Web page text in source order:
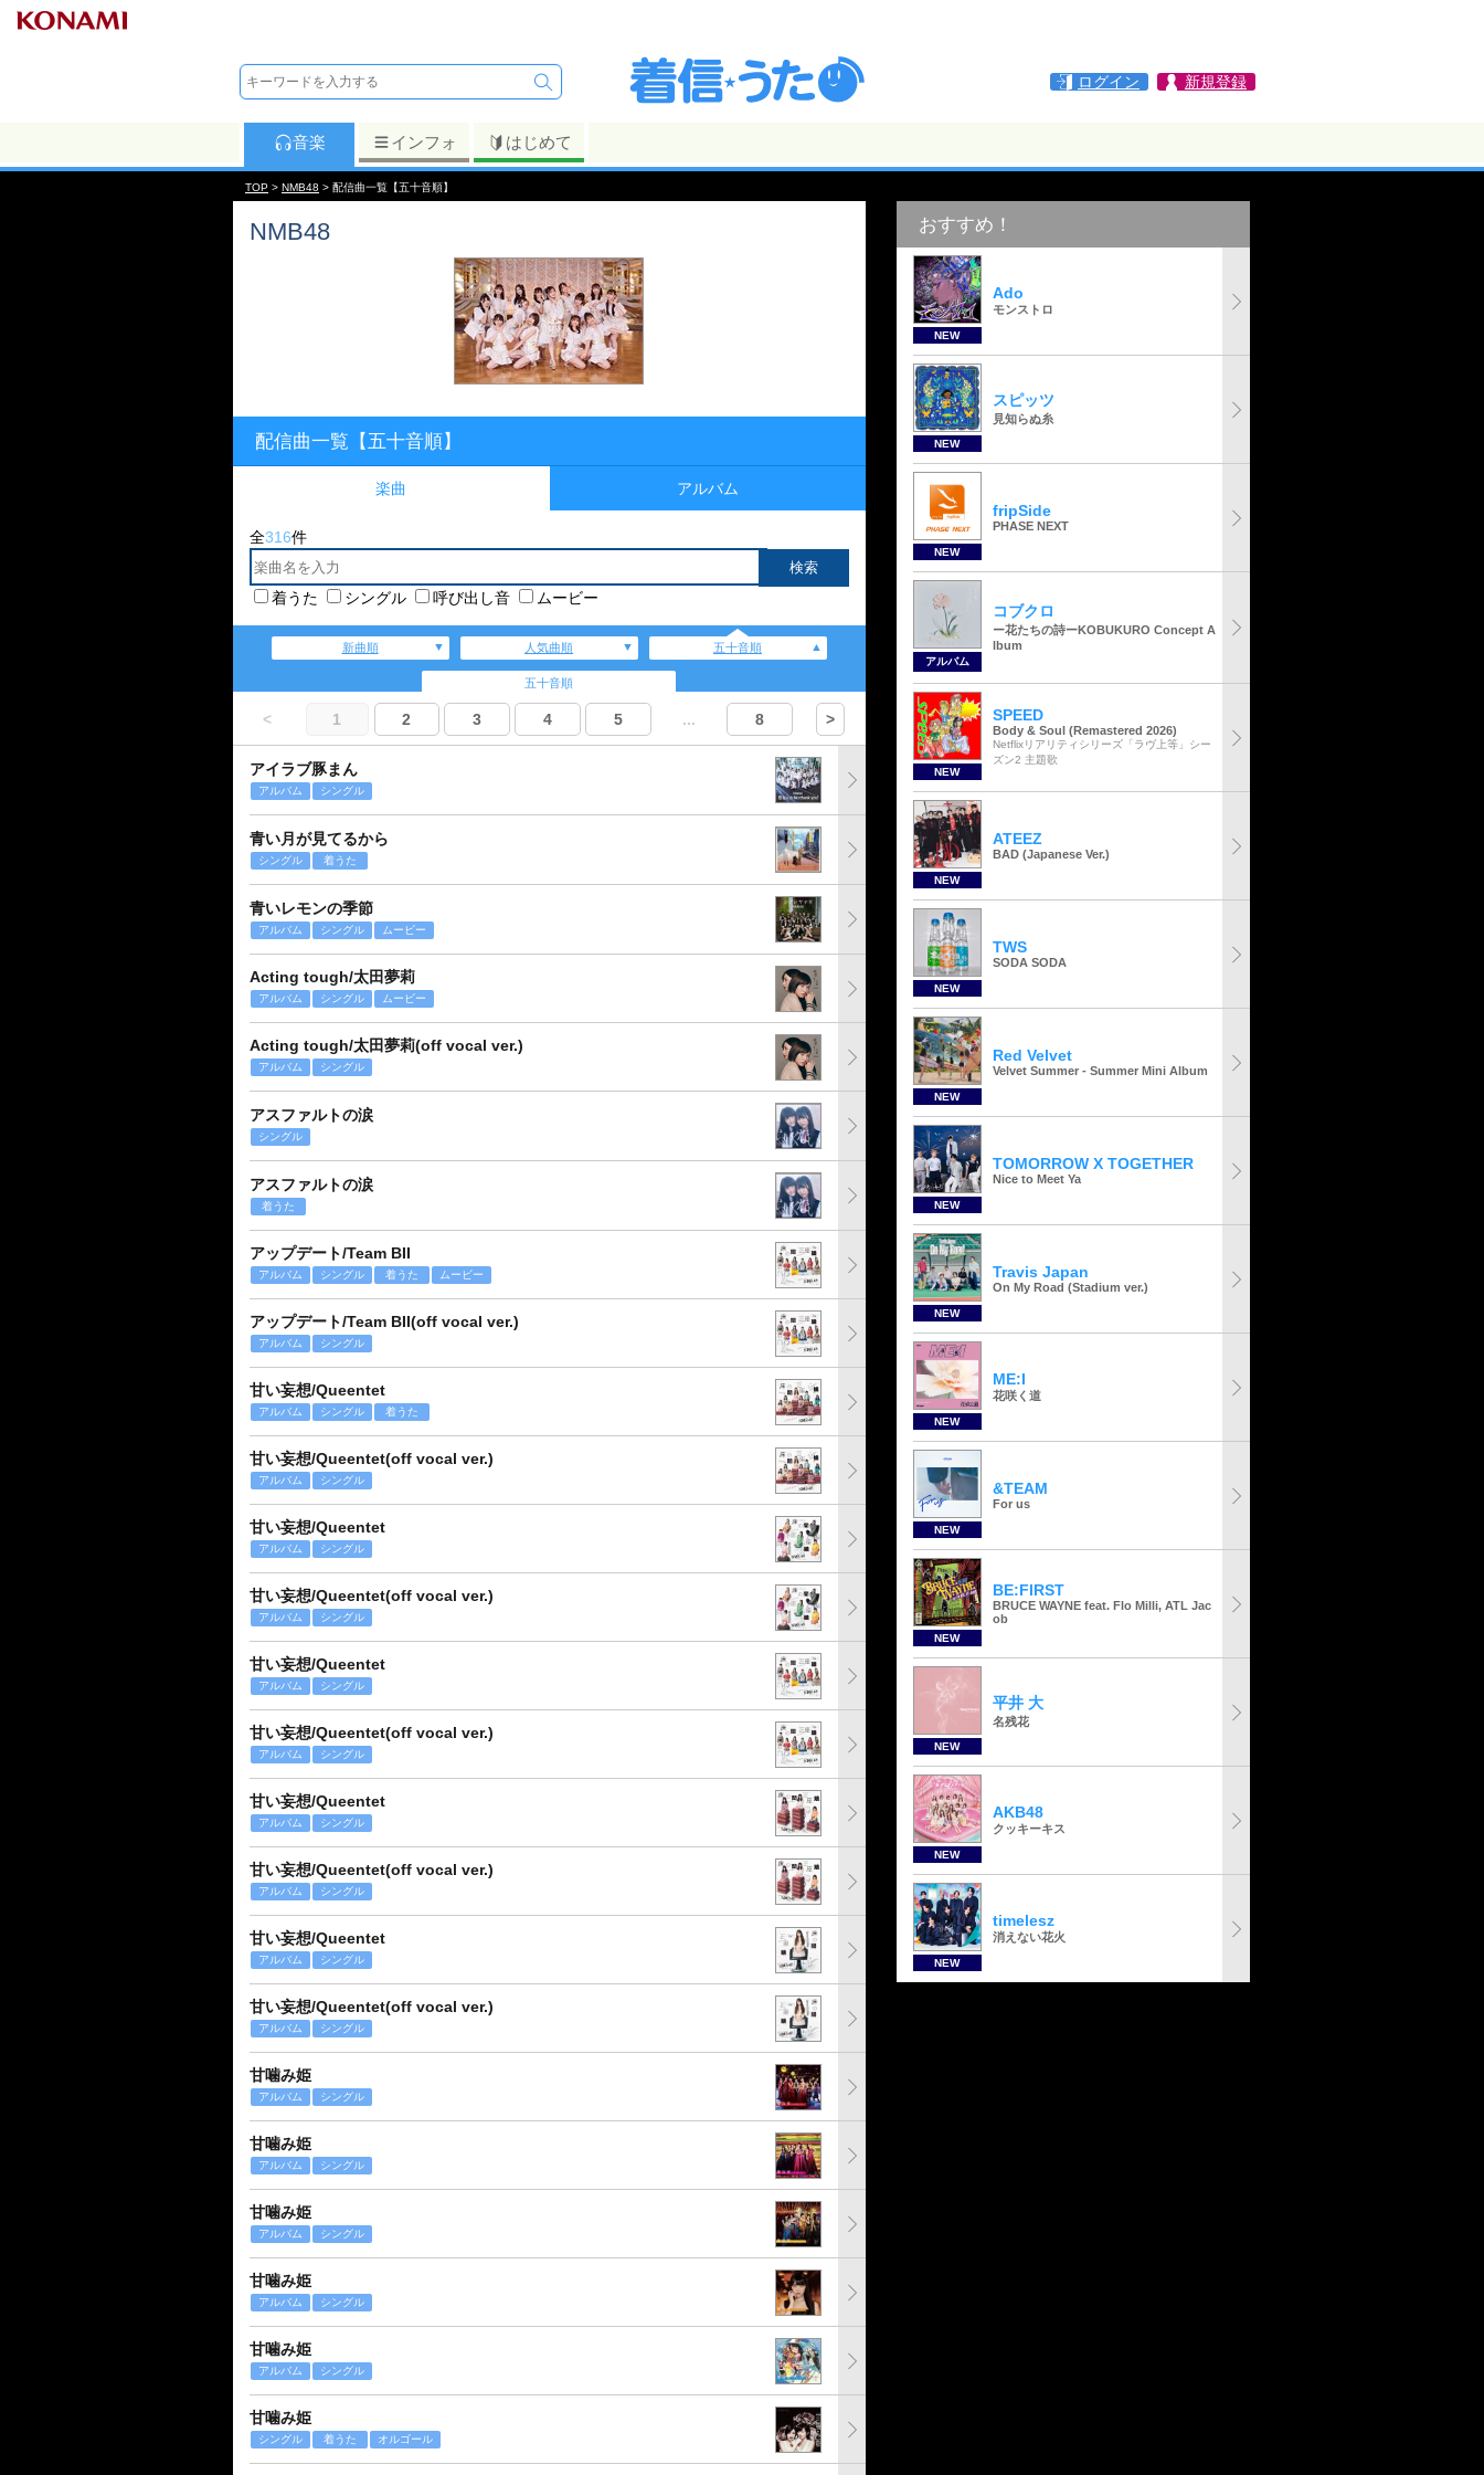
ログイン 新規登録
音楽 インフォ はじめて
TOP > NMB48 > 配信曲一覧【五十音順】
NMB48
配信曲一覧【五十音順】
楽曲 アルバム
全316件
着うた シングル 呼び出し音 ムービー
新曲順 人気曲順 五十音順
五十音順
< 1 2 3 4 5 ... 8 >
アイラブ豚まん
アルバム シングル
青い月が見てるから
シングル 着うた
青いレモンの季節
アルバム シングル ムービー
Acting tough/太田夢莉
アルバム シングル ムービー
Acting tough/太田夢莉(off vocal ver.)
アルバム シングル
アスファルトの涙
シングル
アスファルトの涙
着うた
アップデート/Team BII
アルバム シングル 着うた ムービー
アップデート/Team BII(off vocal ver.)
アルバム シングル
甘い妄想/Queentet
アルバム シングル 着うた
甘い妄想/Queentet(off vocal ver.)
アルバム シングル
甘い妄想/Queentet
アルバム シングル
甘い妄想/Queentet(off vocal ver.)
アルバム シングル
甘い妄想/Queentet
アルバム シングル
甘い妄想/Queentet(off vocal ver.)
アルバム シングル
甘い妄想/Queentet
アルバム シングル
甘い妄想/Queentet(off vocal ver.)
アルバム シングル
甘い妄想/Queentet
アルバム シングル
甘い妄想/Queentet(off vocal ver.)
アルバム シングル
甘噛み姫
アルバム シングル
甘噛み姫
アルバム シングル
甘噛み姫
アルバム シングル
甘噛み姫
アルバム シングル
甘噛み姫
アルバム シングル
甘噛み姫
シングル 着うた オルゴール
おすすめ！
NEW
Ado
モンストロ
NEW
スピッツ
見知らぬ糸
NEW
fripSide
PHASE NEXT
アルバム
コブクロ
ー花たちの詩ーKOBUKURO Concept A
lbum
NEW
SPEED
Body & Soul (Remastered 2026)
Netflixリアリティシリーズ「ラヴ上等」シー
ズン2 主題歌
NEW
ATEEZ
BAD (Japanese Ver.)
NEW
TWS
SODA SODA
NEW
Red Velvet
Velvet Summer - Summer Mini Album
NEW
TOMORROW X TOGETHER
Nice to Meet Ya
NEW
Travis Japan
On My Road (Stadium ver.)
NEW
ME:I
花咲く道
NEW
&TEAM
For us
NEW
BE:FIRST
BRUCE WAYNE feat. Flo Milli, ATL Jac
ob
NEW
平井 大
名残花
NEW
AKB48
クッキーキス
NEW
timelesz
消えない花火